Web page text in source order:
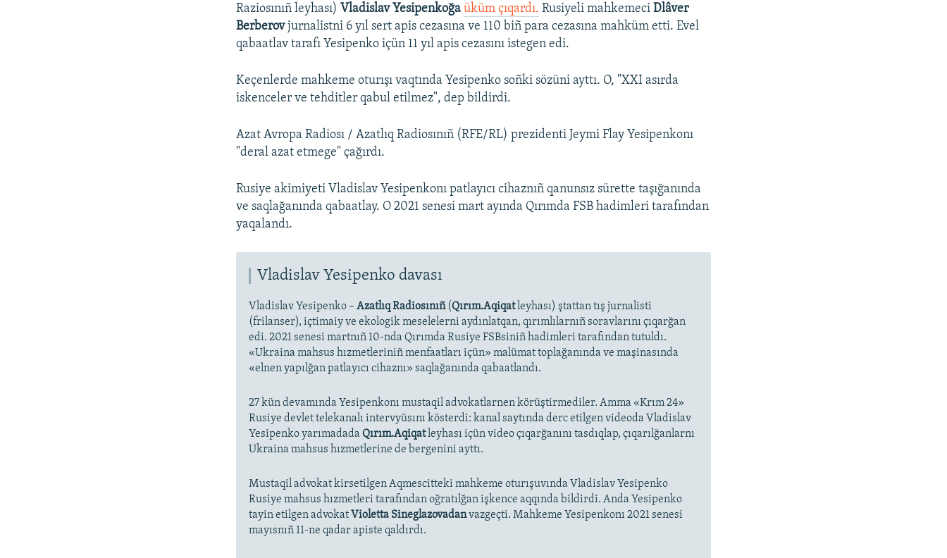
Raziosınıñ leyhası) Vladislav Yesipenkoğa üküm çıqardı. Rusiyeli mahkemeciDlâver
Berberovjurnalistni 6 yıl sert apis cezasına ve 110 biñ para cezasına mahküm etti. Evel
qabaatlav tarafı Yesipenko içün 11 yıl apis cezasını istegen edi.
Keçenlerde mahkeme oturışı vaqtında Yesipenko soñki sözüni ayttı. O, "XXI asırda
iskenceler ve tehditler qabul etilmez", dep bildirdi.
Azat Avropa Radiosı / Azatlıq Radiosınıñ (RFE/RL) prezidenti Jeymi Flay Yesipenkonı
"deral azat etmege" çağırdı.
Rusiye akimiyeti Vladislav Yesipenkonı patlayıcı cihaznıñ qanunsız sürette taşığanında
ve saqlağanında qabaatlay. O 2021 senesi mart ayında Qırımda FSB hadimleri tarafından
yaqalandı.
Vladislav Yesipenko davası
Vladislav Yesipenko –Azatlıq Radiosınıñ(Qırım.Aqiqatleyhası) ştattan tış jurnalisti
(frilanser), içtimaiy ve ekologik meselelerni aydınlatqan, qırımlılarnıñ soravlarını çıqarğan
edi. 2021 senesi martnıñ 10-nda Qırımda Rusiye FSBsiniñ hadimleri tarafından tutuldı.
«Ukraina mahsus hızmetleriniñ menfaatları içün» malümat toplağanında ve maşinasında
«elnen yapılğan patlayıcı cihaznı» saqlağanında qabaatlandı.
27 kün devamında Yesipenkonı mustaqil advokatlarnen körüştirmediler. Amma «Krım 24»
Rusiye devlet telekanalı intervyüsını kösterdi: kanal saytında derc etilgen videoda Vladislav
Yesipenko yarımadadaQırım.Aqiqatleyhası içün video çıqarğanını tasdıqlap, çıqarılğanlarnı
Ukraina mahsus hızmetlerine de bergenini ayttı.
Mustaqil advokat kirsetilgen Aqmescitteki mahkeme oturışuvında Vladislav Yesipenko
Rusiye mahsus hızmetleri tarafından oğratılğan işkence aqqında bildirdi. Anda Yesipenko
tayin etilgen advokatVioletta Sineglazovadanvazgeçti. Mahkeme Yesipenkonı 2021 senesi
mayısnıñ 11-ne qadar apiste qaldırdı.